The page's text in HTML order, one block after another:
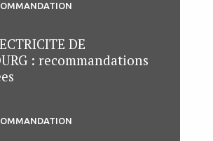
DE
: recommandations